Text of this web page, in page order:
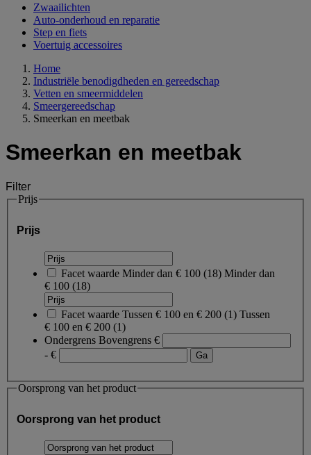
Zwaailichten
Auto-onderhoud en reparatie
Step en fiets
Voertuig accessoires
Home
Industriële benodigdheden en gereedschap
Vetten en smeermiddelen
Smeergereedschap
Smeerkan en meetbak
Smeerkan en meetbak
Filter
Prijs
Prijs
Facet waarde Minder dan € 100 (18) Minder dan
€ 100 (18)
Facet waarde Tussen € 100 en € 200 (1) Tussen
€ 100 en € 200 (1)
Ondergrens Bovengrens €
- €
Oorsprong van het product
Oorsprong van het product